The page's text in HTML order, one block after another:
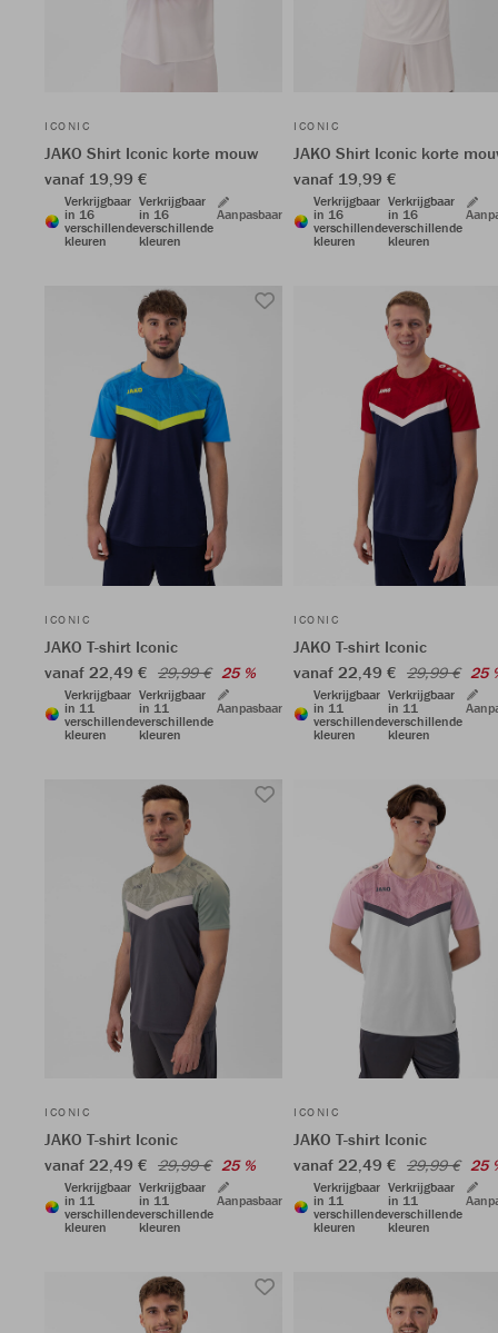
ICONIC
JAKO Shirt Iconic korte mouw
vanaf 19,99 €
Verkrijgbaar
in 16
verschillende
kleuren
Verkrijgbaar
in 16
verschillende
kleuren
Aanpasbaar
ICONIC
JAKO Shirt Iconic korte
vanaf 19,99 €
Verkrijgbaar
in 16
verschillende
kleuren
Verkrijgbaar
in 16
verschillende
kleuren
ICONIC
JAKO T-shirt Iconic
vanaf 22,49 € 29,99 € 25 %
Verkrijgbaar
in 11
verschillende
kleuren
Verkrijgbaar
in 11
verschillende
kleuren
Aanpasbaar
ICONIC
JAKO T-shirt Iconic
vanaf 22,49 € 29,99 € 25
Verkrijgbaar
in 11
verschillende
kleuren
Verkrijgbaar
in 11
verschillende
kleuren
ICONIC
JAKO T-shirt Iconic
vanaf 22,49 € 29,99 € 25 %
Verkrijgbaar
in 11
verschillende
kleuren
Verkrijgbaar
in 11
verschillende
kleuren
Aanpasbaar
ICONIC
JAKO T-shirt Iconic
vanaf 22,49 € 29,99 € 25
Verkrijgbaar
in 11
verschillende
kleuren
Verkrijgbaar
in 11
verschillende
kleuren